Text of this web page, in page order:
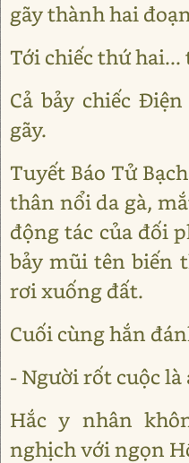
gãy thành hai
Tới chiếc thứ hai...
Cả bảy chiếc
gãy.
Tuyết Báo Tử
thân nổi da gà,
động tác của đối
bảy mũi tên biến
rơi xuống đất.
Cuối cùng hắn
- Người rốt cuộc là
Hắc y nhân
nghịch với ngọn